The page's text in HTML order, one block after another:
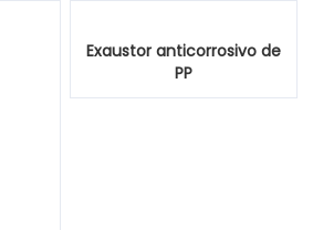
Exaustor anticorrosivo de
PP